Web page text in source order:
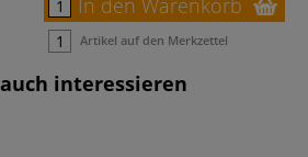
Artikel auf den Merkzettel
interessieren